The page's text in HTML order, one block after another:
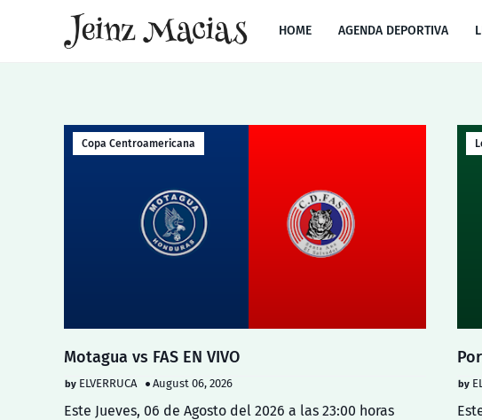
HOME AGENDA DEPORTIVA
Copa Centroamericana
Motagua vs FAS EN VIVO
ELVERRUCA August 06, 2026
Este Jueves, 06 de Agosto del 2026 a las 23:00 horas